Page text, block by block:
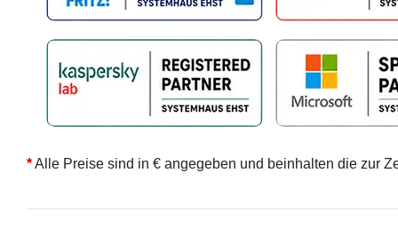
*Alle Preise sind in € angegeben und beinhalten die zur